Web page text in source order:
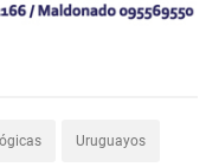
Uruguayos